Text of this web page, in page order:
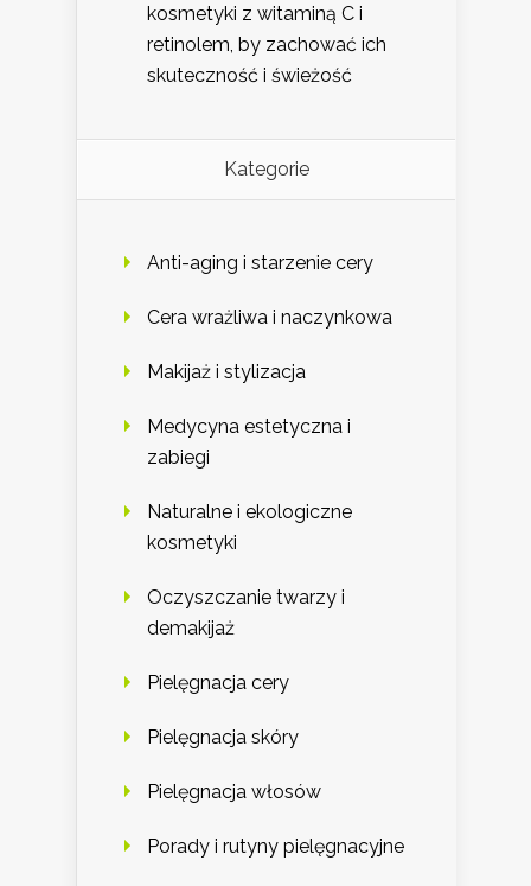
kosmetyki z witaminą C i
retinolem, by zachować ich
skuteczność i świeżość
Kategorie
Anti-aging i starzenie cery
Cera wrażliwa i naczynkowa
Makijaż i stylizacja
Medycyna estetyczna i
zabiegi
Naturalne i ekologiczne
kosmetyki
Oczyszczanie twarzy i
demakijaż
Pielęgnacja cery
Pielęgnacja skóry
Pielęgnacja włosów
Porady i rutyny pielęgnacyjne